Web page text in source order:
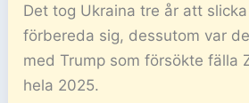
Det tog Ukraina tre år att
förbereda sig, dessutom var
med Trump som försökte fälla
hela 2025.